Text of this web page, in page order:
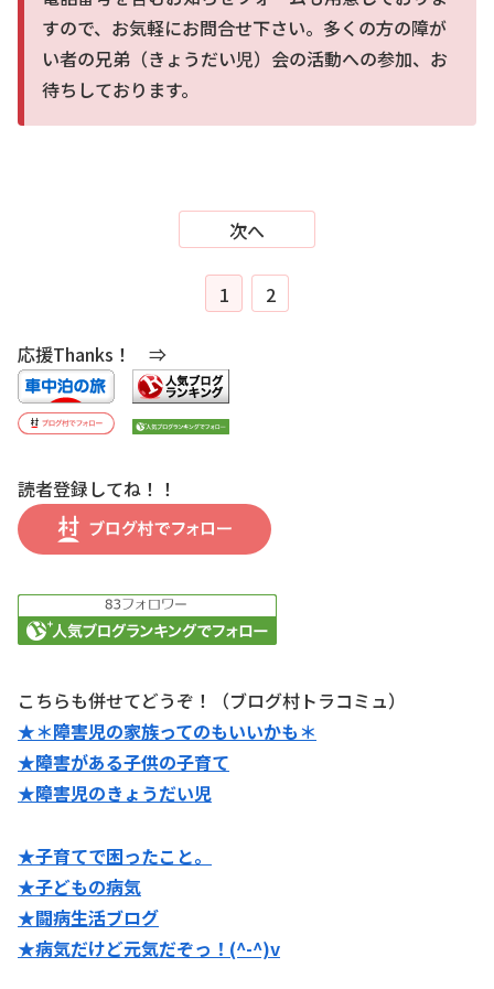
すので、お気軽にお問合せ下さい。多くの方の障が
い者の兄弟（きょうだい児）会の活動への参加、お
待ちしております。
次へ
1 2
応援Thanks！ ⇒
読者登録してね！！
こちらも併せてどうぞ！（ブログ村トラコミュ）
★＊障害児の家族ってのもいいかも＊
★障害がある子供の子育て
★障害児のきょうだい児
★子育てで困ったこと。
★子どもの病気
★闘病生活ブログ
★病気だけど元気だぞっ！(^-^)v